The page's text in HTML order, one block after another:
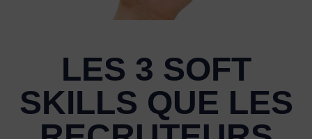
LES 3 SOFT
SKILLS QUE LES